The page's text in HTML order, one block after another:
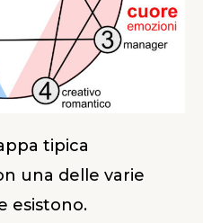
tipica
una delle varie
esistono.